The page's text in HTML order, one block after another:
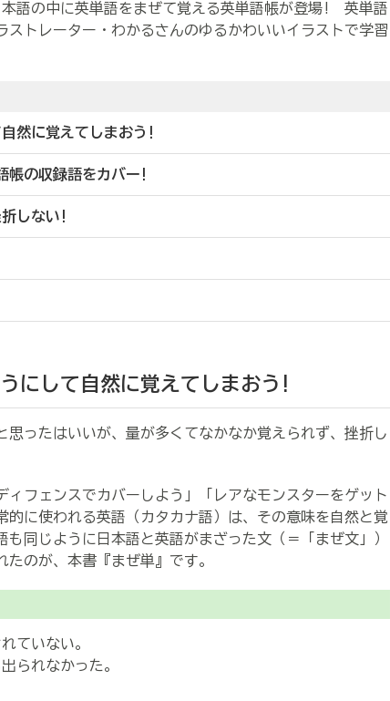
本語の中に英単語をまぜて覚える英単語帳が登場! 英単語
ストレーター・わかるさんのゆるかわいいイラストで学習
然に覚えてしまおう!
の収録語をカバー!
しない!
にして自然に覚えてしまおう!
ったはいいが、量が多くてなかなか覚えられず、挫折し
フェンスでカバーしよう」「レアなモンスターをゲット
に使われる英語（カタカナ語）は、その意味を自然と覚
同じように日本語と英語がまざった文（＝「まぜ文」）
のが、本書『まぜ単』です。
ていない。
られなかった。